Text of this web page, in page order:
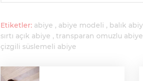
Etiketler: abiye abiye modeli balık
sırtı açık abiye
transparan omuzlu abiye
çizgili süslemeli abiye